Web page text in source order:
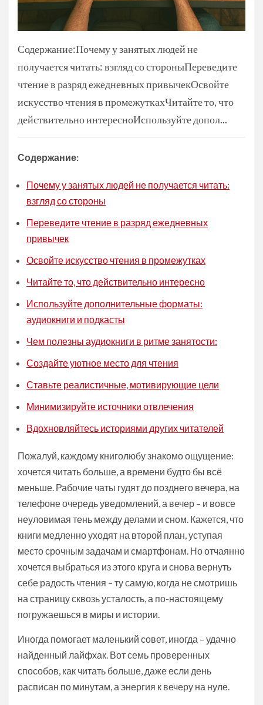
Содержание:Почему у занятых людей не
получается читать: взгляд со стороныПереведите
чтение в разряд ежедневных привычекОсвойте
искусство чтения в промежуткахЧитайте то, что
действительно интересноИспользуйте допол...
Содержание:
Почему у занятых людей не получается читать:
взгляд со стороны
Переведите чтение в разряд ежедневных
привычек
Освойте искусство чтения в промежутках
Читайте то, что действительно интересно
Используйте дополнительные форматы:
аудиокниги и подкасты
Чем полезны аудиокниги в ритме занятости:
Создайте уютное место для чтения
Ставьте реалистичные, мотивирующие цели
Минимизируйте источники отвлечения
Вдохновляйтесь историями других читателей
Пожалуй, каждому книголюбу знакомо ощущение:
хочется читать больше, а времени будто бы всё
меньше. Рабочие чаты гудят до позднего вечера, на
телефоне очередь уведомлений, а вечер – и вовсе
неуловимая тень между делами и сном. Кажется, что
книги медленно уходят на второй план, уступая
место срочным задачам и смартфонам. Но отчаянно
хочется выбраться из этого круга и снова вернуть
себе радость чтения – ту самую, когда не смотришь
на страницу сквозь усталость, а по-настоящему
погружаешься в миры и истории.
Иногда помогает маленький совет, иногда – удачно
найденный лайфхак. Вот семь проверенных
способов, как читать больше, даже если день
расписан по минутам, а энергия к вечеру на нуле.